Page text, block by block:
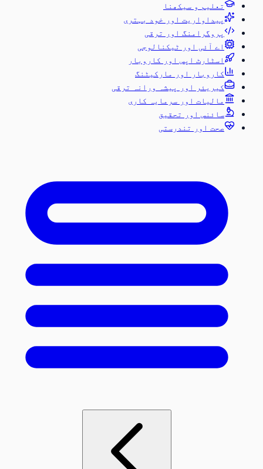
تعلیم و سیکھنا
پیداواریت اور خود بہتری
پروگرامنگ اور ترقی
اے آئی اور ٹیکنالوجی
اسٹارٹ اپس اور کاروبار
کاروبار اور مارکیٹنگ
کیریئر اور پیشہ ورانہ ترقی
مالیات اور سرمایہ کاری
سائنس اور تحقیق
صحت اور تندرستی